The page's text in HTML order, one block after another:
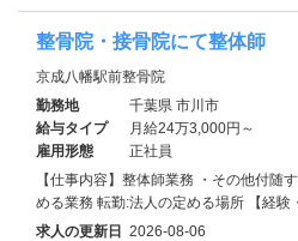
整骨院・接骨院にて整体師
京成八幡駅前整骨院
勤務地
千葉県 市川市
給与タイプ
月給24万3,000円～
雇用形態
正社員
【仕事内容】整体師業務 ・その他付随
める業務 転勤:法人の定める場所 【経験
求人の更新日 2026-08-06